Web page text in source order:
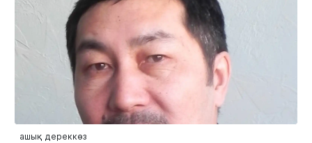
ашық дереккөз